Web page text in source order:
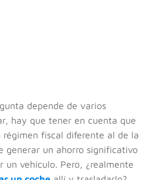
depende de varios
hay que tener en cuenta que
régimen fiscal diferente al de la
generar un ahorro significativo
un vehículo. Pero, ¿realmente